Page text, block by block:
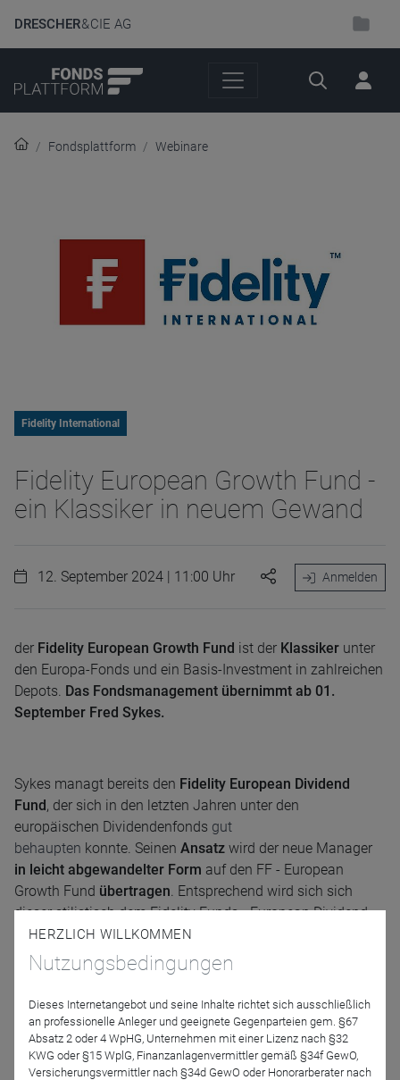
DRESCHER& CIE AG
Suche
Fondsplattform Webinare
Fidelity International
Fidelity European Growth Fund -
ein Klassiker in neuem Gewand
12. September 2024 | 11:00 Uhr Anmelden
der Fidelity European Growth Fund ist der Klassiker unter
den Europa-Fonds und ein Basis-Investment in zahlreichen
Depots. Das Fondsmanagement übernimmt ab 01.
September Fred Sykes.
Sykes managt bereits den Fidelity European Dividend
Fund, der sich in den letzten Jahren unter den
europäischen Dividendenfonds gut
behaupten konnte. Seinen Ansatz wird der neue Manager
in leicht abgewandelter Form auf den FF - European
Growth Fund übertragen. Entsprechend wird sich sich
dieser stilistisch dem Fidelity Funds - European Dividend
Fund annähern.
Tobias Krause und Marius Kruse erläutern im Web-Seminar
dieGemeinsamkeiten und Unterschiededes bisherigen
und zukünftigenAnsatzesund was vom European Growth
Fundin verschiedenen Marktszenarien zu erwarten sein
HERZLICH WILLKOMMEN
Nutzungsbedingungen
Dieses Internetangebot und seine Inhalte richtet sich ausschließlich
an professionelle Anleger und geeignete Gegenparteien gem. §67
Absatz 2 oder 4 WpHG, Unternehmen mit einer Lizenz nach §32
KWG oder §15 WplG, Finanzanlagenvermittler gemäß §34f GewO,
Versicherungsvermittler nach §34d GewO oder Honorarberater nach